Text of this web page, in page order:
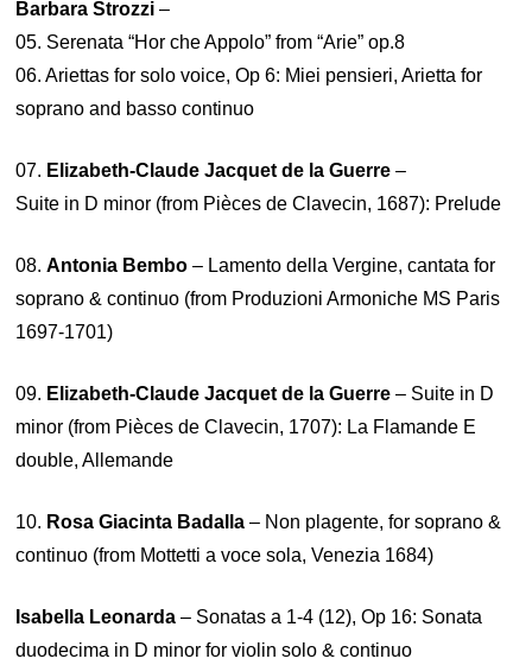
Barbara Strozzi –
05. Serenata “Hor che Appolo” from “Arie” op.8
06. Ariettas for solo voice, Op 6: Miei pensieri, Arietta for
soprano and basso continuo
07. Elizabeth-Claude Jacquet de la Guerre –
Suite in D minor (from Pièces de Clavecin, 1687): Prelude
08.Antonia Bembo – Lamento della Vergine, cantata for
soprano & continuo (from Produzioni Armoniche MS Paris
1697-1701)
09. Elizabeth-Claude Jacquet de la Guerre – Suite in D
minor (from Pièces de Clavecin, 1707): La Flamande E
double, Allemande
10. Rosa Giacinta Badalla – Non plagente, for soprano &
continuo (from Mottetti a voce sola, Venezia 1684)
Isabella Leonarda – Sonatas a 1-4 (12), Op 16: Sonata
duodecima in D minor for violin solo & continuo